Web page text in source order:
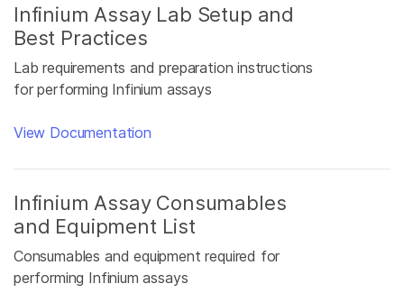
Infinium Assay Lab Setup and
Best Practices
Lab requirements and preparation instructions
for performing Infinium assays
View Documentation
Infinium Assay Consumables
and Equipment List
Consumables and equipment required for
performing Infinium assays